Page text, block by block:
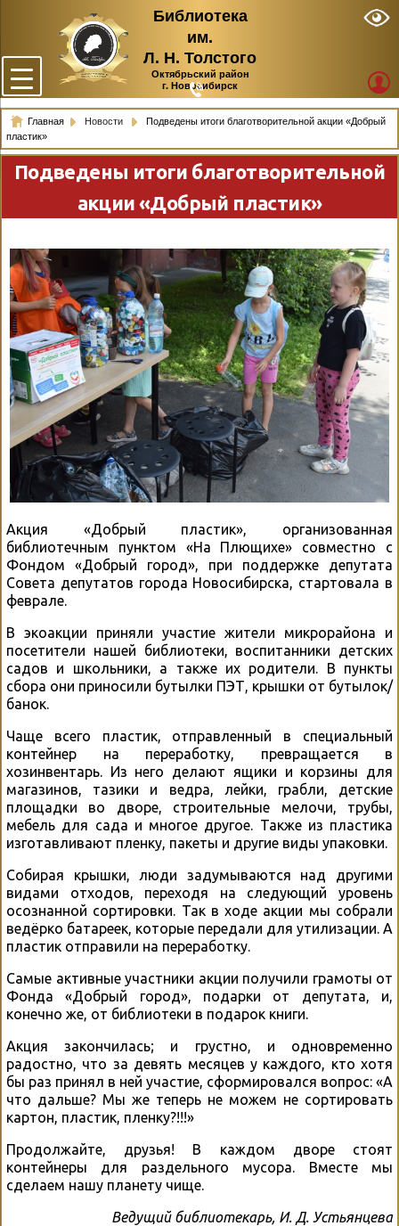
Библиотека
им.
Л. Н. Толстого
Октябрьский район
г. Новосибирск
Главная Новости
Подведены итоги благотворительной акции «Добрый
пластик»
Подведены итоги благотворительной
акции «Добрый пластик»
Акция «Добрый пластик», организованная
библиотечным пунктом «На Плющихе» совместно с
Фондом «Добрый город», при поддержке депутата
Совета депутатов города Новосибирска, стартовала в
феврале.
В экоакции приняли участие жители микрорайона и
посетители нашей библиотеки, воспитанники детских
садов и школьники, а также их родители. В пункты
сбора они приносили бутылки ПЭТ, крышки от бутылок/
банок.
Чаще всего пластик, отправленный в специальный
контейнер на переработку, превращается в
хозинвентарь. Из него делают ящики и корзины для
магазинов, тазики и ведра, лейки, грабли, детские
площадки во дворе, строительные мелочи, трубы,
мебель для сада и многое другое. Также из пластика
изготавливают пленку, пакеты и другие виды упаковки.
Собирая крышки, люди задумываются над другими
видами отходов, переходя на следующий уровень
осознанной сортировки. Так в ходе акции мы собрали
ведёрко батареек, которые передали для утилизации. А
пластик отправили на переработку.
Самые активные участники акции получили грамоты от
Фонда «Добрый город», подарки от депутата, и,
конечно же, от библиотеки в подарок книги.
Акция закончилась; и грустно, и одновременно
радостно, что за девять месяцев у каждого, кто хотя
бы раз принял в ней участие, сформировался вопрос: «А
что дальше? Мы же теперь не можем не сортировать
картон, пластик, пленку?!!!»
Продолжайте, друзья! В каждом дворе стоят
контейнеры для раздельного мусора. Вместе мы
сделаем нашу планету чище.
Ведущий библиотекарь, И. Д. Устьянцева